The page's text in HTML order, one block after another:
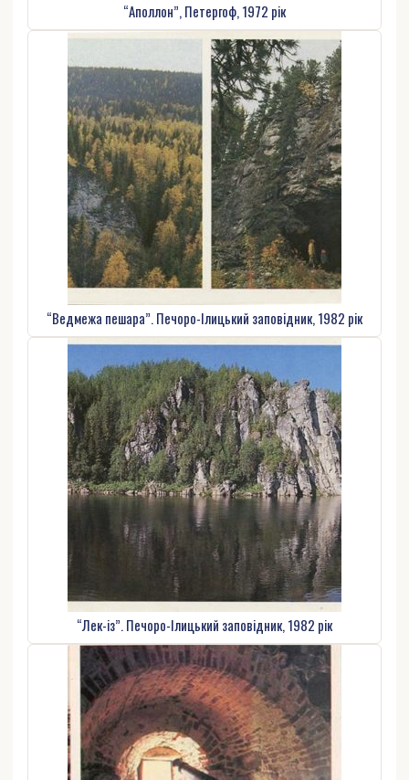
“Аполлон”, Петергоф, 1972 рік
“Ведмежа пешара”. Печоро-Ілицький заповідник, 1982 рік
“Лек-із”. Печоро-Ілицький заповідник, 1982 рік